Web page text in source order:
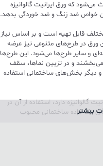
که ورق ایرانیت گالوانیزه
آن خواص ضد زنگ و ضد خوردگی بدهد.
قابل تهیه است و بر اساس نیاز
ورق در طرح‌های متنوعی نیز عرضه
و سایر طرح‌ها می‌شود. این طرح‌ها
می‌بخشند و در تزیین نماها، سقف
و دیگر بخش‌های ساختمانی استفاده
گالوانیزه دارد، استفاده از آن در
یک ماده ساختمانی محبوب
بیشتر